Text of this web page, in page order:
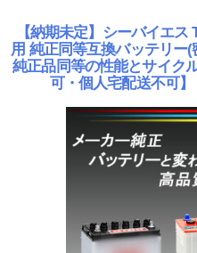
【納期未定】シーバイエ
用 純正同等互換バッテリー
純正品同等の性能とサイク
可・個人宅配送不可】